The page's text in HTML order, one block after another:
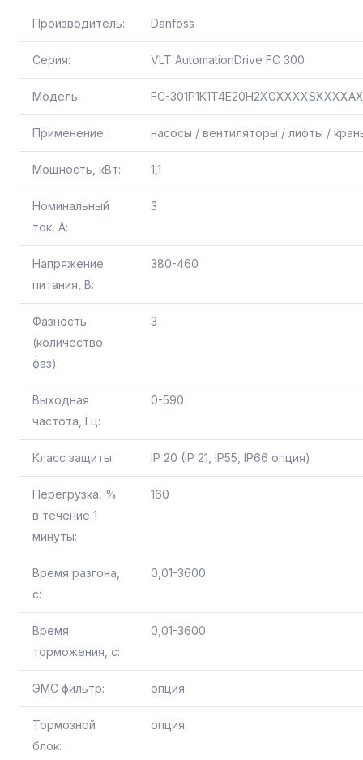
Производитель: Danfoss
Серия: VLT AutomationDrive FC 300
Модель: FC-
Применение: насосы / вентиляторы / лифты /
Мощность, кВт: 1,1
Номинальный
ток, А:
3
Напряжение
питания, В:
380-460
Фазность
(количество
фаз):
3
Выходная
частота, Гц:
0-590
Класс защиты: IP 20 (IP 21, IP55, IP66 опция)
Перегрузка, %
в течение 1
минуты:
160
Время разгона,
с:
0,01-3600
Время
торможения, с:
0,01-3600
ЭМС фильтр: опция
Тормозной
блок:
опция